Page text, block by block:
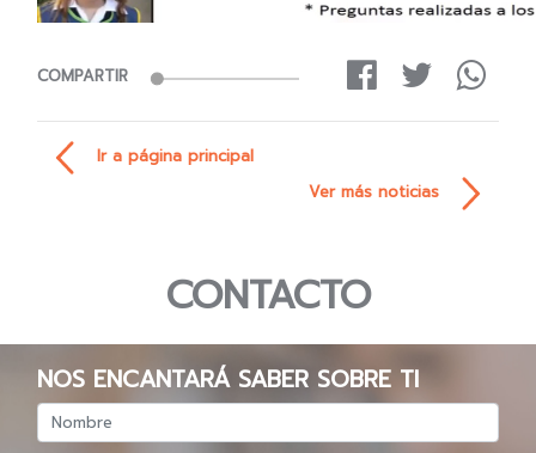
COMPARTIR
Ir a página principal
Ver más noticias
CONTACTO
NOS ENCANTARÁ SABER SOBRE TI